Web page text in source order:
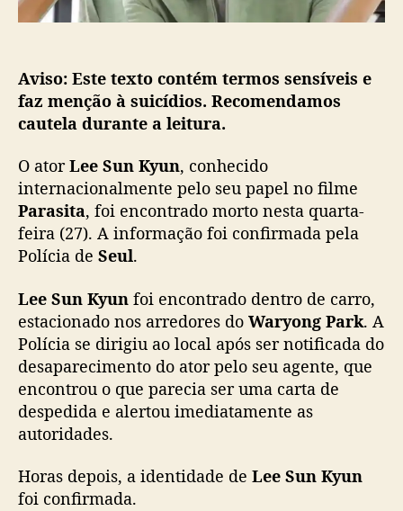
ã
r
d
r
a
s
a
e
M
y
M
t
Aviso: Este texto contém termos sensíveis e
faz menção à suicídios. Recomendamos
cautela durante a leitura.
O atorLee Sun Kyun, conhecido
internacionalmente pelo seu papel no filme
Parasita, foi encontrado morto nesta quarta-
feira (27). A informação foi confirmada pela
Polícia de Seul.
Lee Sun Kyun foi encontrado dentro de carro,
estacionado nos arredores do Waryong Park. A
Polícia se dirigiu ao local após ser notificada do
desaparecimento do ator pelo seu agente, que
encontrou o que parecia ser uma carta de
despedida e alertou imediatamente as
autoridades.
Horas depois, a identidade de Lee Sun Kyun
foi confirmada.